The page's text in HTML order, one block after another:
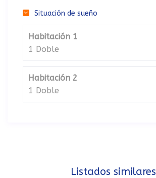
Situación de sueño
Habitación 1
1 Doble
Habitación 2
1 Doble
Listados similares